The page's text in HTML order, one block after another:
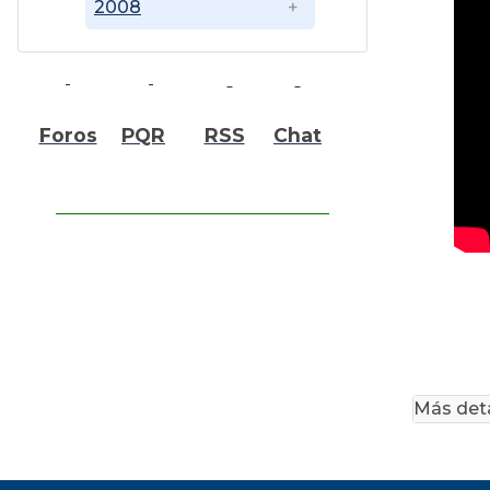
2008
Foros PQR RSS Chat
Más